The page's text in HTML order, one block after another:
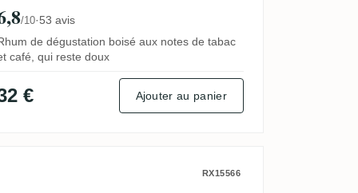
/10·53 avis
de dégustation boisé aux notes de tabac
café, qui reste doux
€ Ajouter au panier
2020
Romdeluxe Beenleigh Wild Series
RX15566